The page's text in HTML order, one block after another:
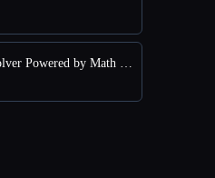
बनाम AI Math Solver Powered by Math GPT Free Online